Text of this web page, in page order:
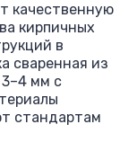
качественную
кирпичных
в
сваренная из
мм с
стандартам